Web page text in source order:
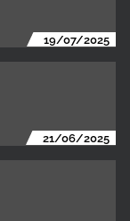
19/07/2025
21/06/2025